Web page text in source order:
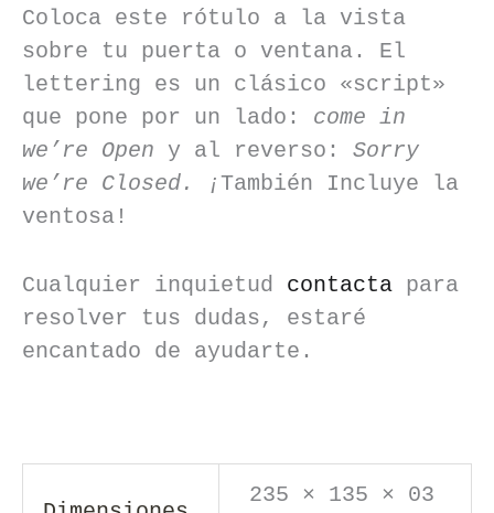
Coloca este rótulo a la vista
sobre tu puerta o ventana. El
lettering es un clásico «script»
que pone por un lado: come in
we’re Open y al reverso: Sorry
we’re Closed. ¡También Incluye la
ventosa!
Cualquier inquietud contacta para
resolver tus dudas, estaré
encantado de ayudarte.
235 × 135 × 03